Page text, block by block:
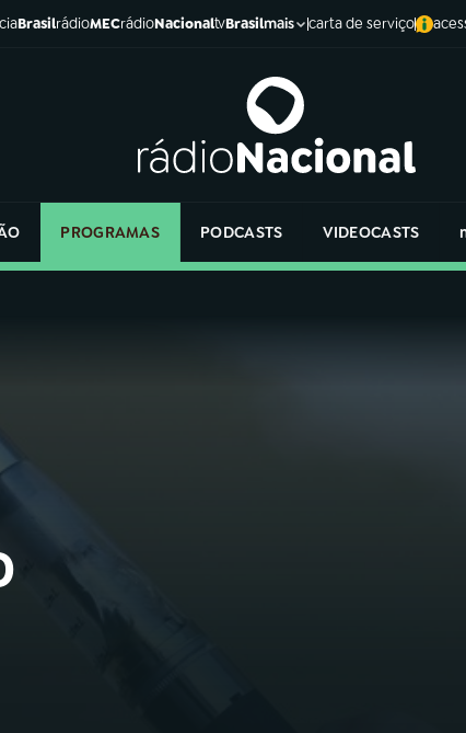
BrasilrádioMECrádioNacionaltvBrasilmais carta de serviço
PROGRAMAS PODCASTS VIDEOCASTS